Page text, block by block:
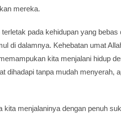
mereka.
pada kehidupan yang
di dalamnya. Kehebatan umat
kita menjalani hidup
dihadapi tanpa mudah menyerah,
kita menjalaninya dengan penuh